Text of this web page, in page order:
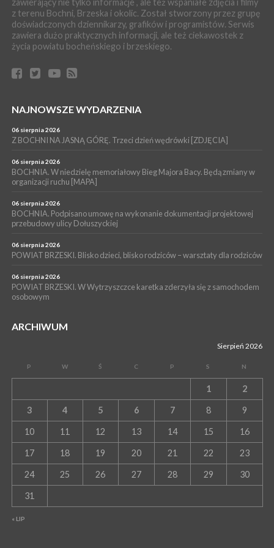
05 sierpnia 2026
BRZESKO. Dożynki zaplanowano na 15 sierpnia
WYDARZENIA
04 sierpnia 2026
zabrał dziecko do szpitala w Krakowie
Z BOCHNI NA JASNĄ GÓRĘ. Pierwszy dzień wędrówki
WYDARZENIA
BRZESKO. Śledczy wyjaśniają, jak doszło do śmierci 32-letniego
mężczyzny
zawierający nie tylko informacje , ale też wspaniałe zdjęcia i filmy
z terenu Bochni, Brzeska i okolic. Został stworzony przez grupę
doświadczonych dziennikarzy, grafików i programistów. Serwis
zawiera dużo praktycznych informacji, ale też ciekawostek z
życia powiatu bocheńskiego i brzeskiego.
NAJNOWSZE WYDARZENIA
06 sierpnia 2026
Z BOCHNI NA JASNĄ GÓRĘ. Trzeci dzień wędrówki [ZDJĘCIA]
06 sierpnia 2026
BOCHNIA. W niedzielę memoriałowy Bieg Majora Bacy. Będą zmiany w
organizacji ruchu [MAPA]
06 sierpnia 2026
BOCHNIA. Podpisano umowę na wykonanie dokumentacji projektowej
przebudowy ulicy Dołuszyckiej
06 sierpnia 2026
POWIAT BRZESKI. Blisko dzieci, blisko rodziców – warsztaty dla rodziców
06 sierpnia 2026
POWIAT BRZESKI. W Wytrzyszczce karetka zderzyła się z samochodem
osobowym
ARCHIWUM
Sierpień 2026
P W Ś C P S N
« LIP
1 2
3 4 5 6 7 8 9
10 11 12 13 14 15 16
17 18 19 20 21 22 23
24 25 26 27 28 29 30
31